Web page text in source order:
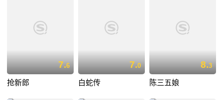
7.6
抢新郎
7.0
白蛇传
8.3
陈三五娘